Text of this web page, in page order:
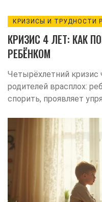
КРИЗИСЫ И ТРУДНОСТИ
КРИЗИС 4 ЛЕТ: КАК
РЕБЁНКОМ
Четырёхлетний кризис
родителей врасплох:
спорить, проявляет
прошлом. В статье
перемены происходят в
ребёнка, почему он
чем такой период важен
развития. Поделюсь
советами, как
малыша, не доводя